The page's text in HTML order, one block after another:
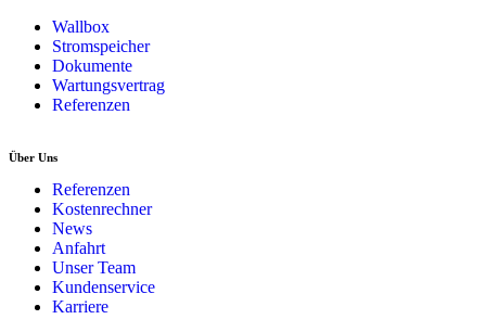
Wallbox
Stromspeicher
Dokumente
Wartungsvertrag
Referenzen
Über Uns
Referenzen
Kostenrechner
News
Anfahrt
Unser Team
Kundenservice
Karriere